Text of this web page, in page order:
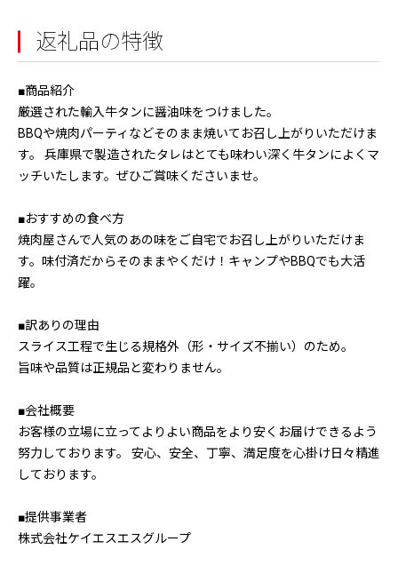
返礼品の特徴
■商品紹介
厳選された輸入牛タンに醤油味をつけました。
BBQや焼肉パーティなどそのまま焼いてお召し上がりいただけま
す。 兵庫県で製造されたタレはとても味わい深く牛タンによくマ
ッチいたします。ぜひご賞味くださいませ。
■おすすめの食べ方
焼肉屋さんで人気のあの味をご自宅でお召し上がりいただけま
す。味付済だからそのままやくだけ！キャンプやBBQでも大活
躍。
■訳ありの理由
スライス工程で生じる規格外（形・サイズ不揃い）のため。
旨味や品質は正規品と変わりません。
■会社概要
お客様の立場に立ってよりよい商品をより安くお届けできるよう
努力しております。 安心、安全、丁寧、満足度を心掛け日々精進
しております。
■提供事業者
株式会社ケイエスエスグループ